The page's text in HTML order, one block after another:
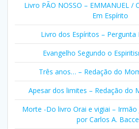
Livro PÃO NOSSO – EMMANUEL /
Em Espírito
Livro dos Espíritos – Pergunta
Evangelho Segundo o
Três anos… – Redação do
Apesar dos limites – Redação do
Morte -Do livro Orai e vigiai – Irmão
por Carlos A.